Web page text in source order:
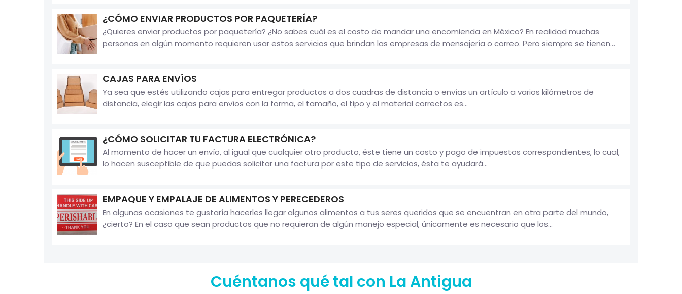
¿CÓMO ENVIAR PRODUCTOS POR PAQUETERÍA?
¿Quieres enviar productos por paquetería? ¿No sabes cuál es el costo de mandar una encomienda en México? En realidad muchas
personas en algún momento requieren usar estos servicios que brindan las empresas de mensajería o correo. Pero siempre se tienen...
CAJAS PARA ENVÍOS
Ya sea que estés utilizando cajas para entregar productos a dos cuadras de distancia o envías un artículo a varios kilómetros de
distancia, elegir las cajas para envíos con la forma, el tamaño, el tipo y el material correctos es...
¿CÓMO SOLICITAR TU FACTURA ELECTRÓNICA?
Al momento de hacer un envío, al igual que cualquier otro producto, éste tiene un costo y pago de impuestos correspondientes, lo cual,
lo hacen susceptible de que puedas solicitar una factura por este tipo de servicios, ésta te ayudará...
EMPAQUE Y EMPALAJE DE ALIMENTOS Y PERECEDEROS
En algunas ocasiones te gustaría hacerles llegar algunos alimentos a tus seres queridos que se encuentran en otra parte del mundo,
¿cierto? En el caso que sean productos que no requieran de algún manejo especial, únicamente es necesario que los...
Cuéntanos qué tal con La Antigua